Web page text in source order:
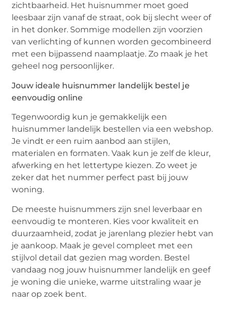
zichtbaarheid. Het huisnummer moet goed
leesbaar zijn vanaf de straat, ook bij slecht weer of
in het donker. Sommige modellen zijn voorzien
van verlichting of kunnen worden gecombineerd
met een bijpassend naamplaatje. Zo maak je het
geheel nog persoonlijker.
Jouw ideale huisnummer landelijk bestel je
eenvoudig online
Tegenwoordig kun je gemakkelijk een
huisnummer landelijk bestellen via een webshop.
Je vindt er een ruim aanbod aan stijlen,
materialen en formaten. Vaak kun je zelf de kleur,
afwerking en het lettertype kiezen. Zo weet je
zeker dat het nummer perfect past bij jouw
woning.
De meeste huisnummers zijn snel leverbaar en
eenvoudig te monteren. Kies voor kwaliteit en
duurzaamheid, zodat je jarenlang plezier hebt van
je aankoop. Maak je gevel compleet met een
stijlvol detail dat gezien mag worden. Bestel
vandaag nog jouw huisnummer landelijk en geef
je woning die unieke, warme uitstraling waar je
naar op zoek bent.